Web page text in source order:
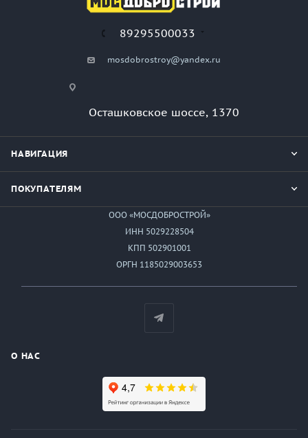
89295500033
mosdobrostroy@yandex.ru
Осташковское шоссе, 1370
НАВИГАЦИЯ
ПОКУПАТЕЛЯМ
ООО «МОСДОБРОСТРОЙ»
ИНН 5029228504
КПП 502901001
ОРГН 1185029003653
О НАС